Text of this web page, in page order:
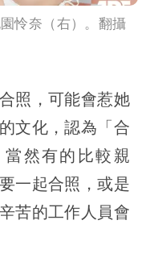
怜奈（右）。翻攝
照，可能會惹她
文化，認為「合
然有的比較親
一起合照，或是
苦的工作人員會